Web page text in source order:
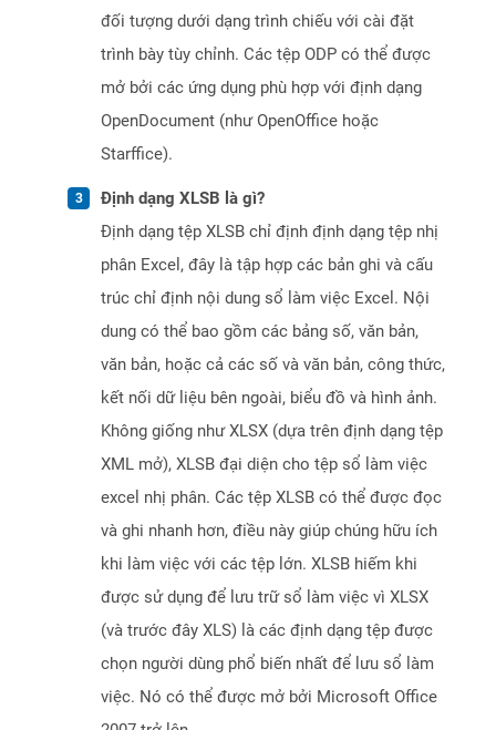
đối tượng dưới dạng trình chiếu với cài đặt
trình bày tùy chỉnh. Các tệp ODP có thể được
mở bởi các ứng dụng phù hợp với định dạng
OpenDocument (như OpenOffice hoặc
Starffice).
Định dạng XLSB là gì?
Định dạng tệp XLSB chỉ định định dạng tệp nhị
phân Excel, đây là tập hợp các bản ghi và cấu
trúc chỉ định nội dung sổ làm việc Excel. Nội
dung có thể bao gồm các bảng số, văn bản,
văn bản, hoặc cả các số và văn bản, công thức,
kết nối dữ liệu bên ngoài, biểu đồ và hình ảnh.
Không giống như XLSX (dựa trên định dạng tệp
XML mở), XLSB đại diện cho tệp sổ làm việc
excel nhị phân. Các tệp XLSB có thể được đọc
và ghi nhanh hơn, điều này giúp chúng hữu ích
khi làm việc với các tệp lớn. XLSB hiếm khi
được sử dụng để lưu trữ sổ làm việc vì XLSX
(và trước đây XLS) là các định dạng tệp được
chọn người dùng phổ biến nhất để lưu sổ làm
việc. Nó có thể được mở bởi Microsoft Office